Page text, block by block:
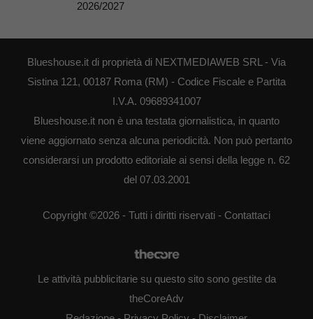
2026/2027
Blueshouse.it di proprietà di NEXTMEDIAWEB SRL - Via
Sistina 121, 00187 Roma (RM) - Codice Fiscale e Partita
I.V.A. 09689341007
Blueshouse.it non è una testata giornalistica, in quanto
viene aggiornato senza alcuna periodicità. Non può pertanto
considerarsi un prodotto editoriale ai sensi della legge n. 62
del 07.03.2001
Copyright ©2026 - Tutti i diritti riservati - Contattaci
Le attività pubblicitarie su questo sito sono gestite da
theCoreAdv